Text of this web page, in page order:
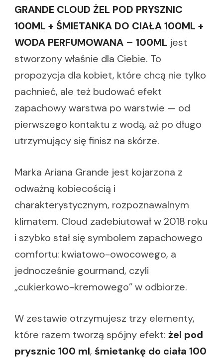
GRANDE CLOUD ŻEL POD PRYSZNIC
100ML + ŚMIETANKA DO CIAŁA 100ML +
WODA PERFUMOWANA – 100ML jest
stworzony właśnie dla Ciebie. To
propozycja dla kobiet, które chcą nie tylko
pachnieć, ale też budować efekt
zapachowy warstwa po warstwie — od
pierwszego kontaktu z wodą, aż po długo
utrzymujący się finisz na skórze.
Marka Ariana Grande jest kojarzona z
odważną kobiecością i
charakterystycznym, rozpoznawalnym
klimatem. Cloud zadebiutował w 2018 roku
i szybko stał się symbolem zapachowego
comfortu: kwiatowo-owocowego, a
jednocześnie gourmand, czyli
„cukierkowo-kremowego” w odbiorze.
W zestawie otrzymujesz trzy elementy,
które razem tworzą spójny efekt: żel pod
prysznic 100 ml, śmietankę do ciała 100